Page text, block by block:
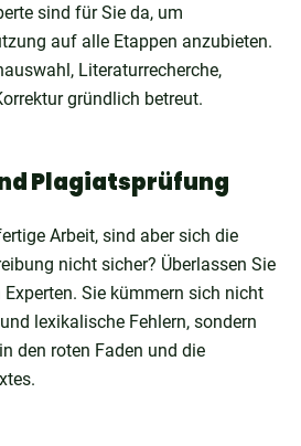
sind für Sie da, um
auf alle Etappen anzubieten.
Literaturrecherche,
gründlich betreut.
Plagiatsprüfung
Arbeit, sind aber sich die
nicht sicher? Überlassen Sie
Sie kümmern sich nicht
lexikalische Fehlern, sondern
den roten Faden und die